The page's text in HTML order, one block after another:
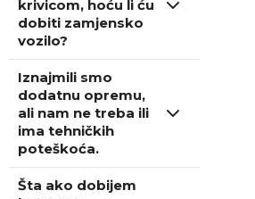
krivicom, hoću li ću
dobiti zamjensko
vozilo?
Iznajmili smo
dodatnu opremu,
ali nam ne treba ili
ima tehničkih
poteškoća.
Šta ako dobijem